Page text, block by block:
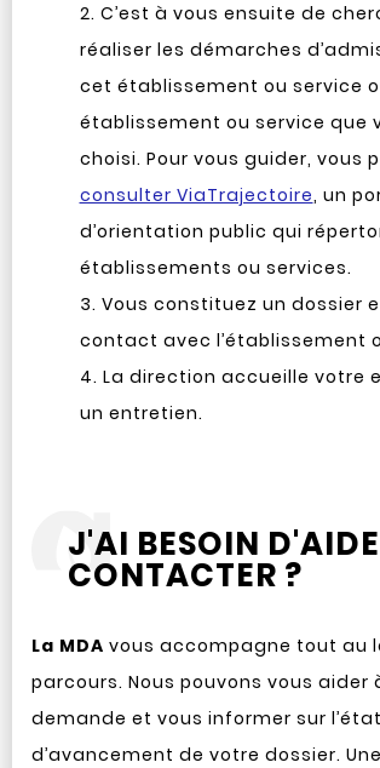
C’est à vous ensuite de
réaliser les démarches
cet établissement ou service
établissement ou service que
choisi. Pour vous guider, vous
consulter ViaTrajectoire, un
d’orientation public qui
établissements ou services.
Vous constituez un dossier
contact avec l’établissement
La direction accueille votre
un entretien.
J'AI BESOIN
CONTACTER ?
La MDA vous accompagne tout au
parcours. Nous pouvons vous aider
demande et vous informer sur l’état
d’avancement de votre dossier.